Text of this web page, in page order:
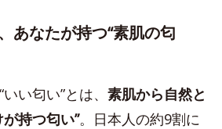
、あなたが持つ“素肌の匂
い匂い”とは、 素肌から自然と
持つ匂い”。日本人の約9割に